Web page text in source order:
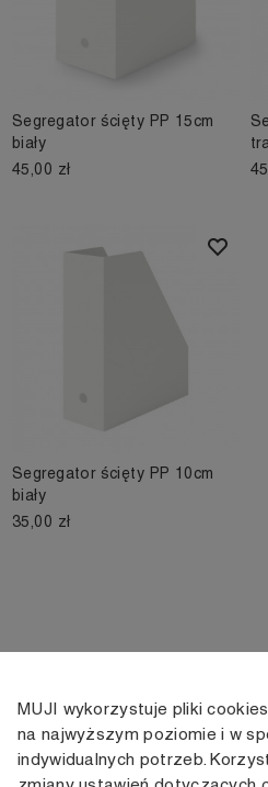
Segregator ścięty PP 15cm
biały
45,00 zł
Segregator ścięty PP 10cm
biały
35,00 zł
KONTAKT
+48 505 166 958
MUJI wykorzystuje pliki
na najwyższym poziomie i w
indywidualnych potrzeb.